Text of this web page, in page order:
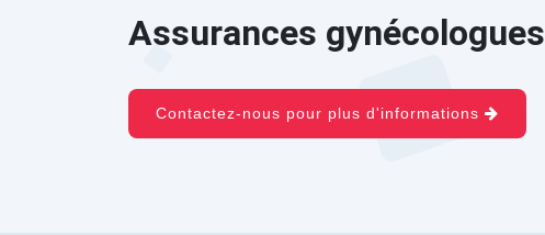
Assurances gynécologues
Contactez-nous pour plus d'informations